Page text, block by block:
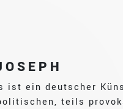
ist ein deutscher
teils